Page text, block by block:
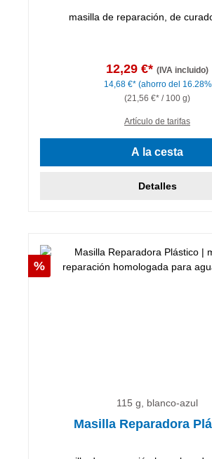
masilla de reparación, de
12,29 €* (IVA incluido)
14,68 €* (ahorro del
(21,56 €* / 100 g)
Artículo de tarifas
A la cesta
Detalles
Descuento
%
115 g, blanco-azul
Masilla Reparadora